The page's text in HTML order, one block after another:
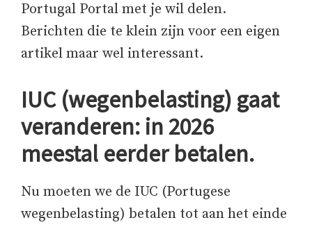
Portugal Portal met je wil delen.
Berichten die te klein zijn voor een eigen
artikel maar wel interessant.
IUC (wegenbelasting) gaat
veranderen: in 2026
meestal eerder betalen.
Nu moeten we de IUC (Portugese
wegenbelasting) betalen tot aan het einde